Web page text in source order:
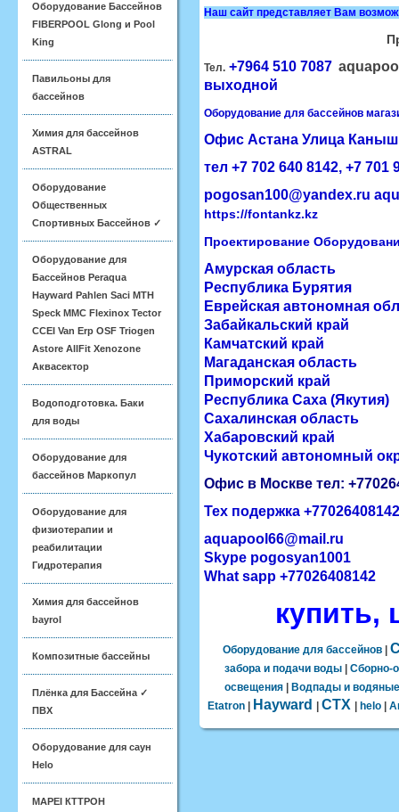
Оборудование Бассейнов
FIBERPOOL Glong и Pool
King
Павильоны для
бассейнов
Химия для бассейнов
ASTRAL
Оборудование
Общественных
Спортивных Бассейнов ✓
Оборудование для
Бассейнов Peraqua
Hayward Pahlen Saci MTH
Speck MMC Flexinox Tector
CCEI Van Erp OSF Triogen
Astore AllFit Xenozone
Аквасектор
Водоподготовка. Баки
для воды
Оборудование для
бассейнов Маркопул
Оборудование для
физиотерапии и
реабилитации
Гидротерапия
Химия для бассейнов
bayrol
Композитные бассейны
Плёнка для Бассейна ✓
ПВХ
Оборудование для саун
Helo
MAPEI КТТРОН
Наш сайт представляет Вам
Тел. +7964 510 7087
выходной
Оборудование для бассейнов
ОфисАстана​Улица Каныш
тел +7 702 640 8142, ​+7 701
pogosan100@yandex.ru
https://fontankz.kz
Проектирование
Амурская область
Республика Бурятия
Еврейская автономная
Забайкальский край
Камчатский край
Магаданская область
Приморский край
Республика Саха (Якутия)
Сахалинская область
Хабаровский край
Чукотский автономный
Офис в Москве тел:
Тех подержка
aquapool66@mail.ru
Skype pogosyan1001
What sapp +77026408142
купить,
Оборудование для бассейнов |
забора и подачи воды |Сборно-
освещения
Водпады и
Etatron
Hayward |CTX helo |